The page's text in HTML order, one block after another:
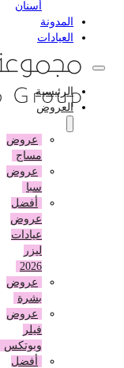
أسنان
المدونة
العيادات
الرئيسية
العروض
عروض
مساج
عروض
أفضل
عروض
عيادات
عروض
بشرة
عروض
وبوتكس
أفضل